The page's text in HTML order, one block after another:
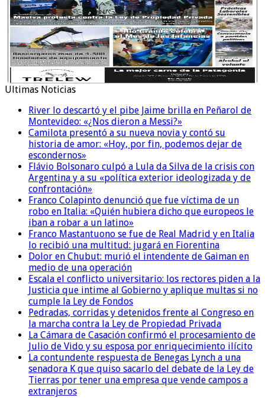
Ultimas Noticias
River lo descartó y el pibe Jaime brilla en Peñarol de
Montevideo: «¿Nos dieron a Messi?»
Camilota presentó a su nueva novia y contó su
historia de amor: «Hoy, por fin, podemos dejar de
escondernos»
Flávio Bolsonaro culpó a Lula da Silva de la crisis con
Argentina y a su «política exterior ideologizada y de
confrontación»
Franco Colapinto denunció que fue víctima de un
robo en Italia: «Quién hubiera dicho que europeos le
iban a robar a un latino»
Franco Mastantuono se fue de Real Madrid y en Italia
lo recibió una multitud: jugará en Fiorentina
Dolor en Chubut: murió el intendente de Gaiman en
medio de una operación
Escala el conflicto universitario: los rectores piden a la
Justicia que intime al Gobierno y aplique multas si no
cumple la Ley de Fondos
Pedradas, corridas y detenidos frente al Congreso en
la marcha contra la Ley de Propiedad Privada
La Cámara de Casación confirmó el procesamiento de
Julio de Vido y su esposa por enriquecimiento ilícito
La contundente respuesta de Benegas Lynch a una
senadora K que quiso sacarlo del debate de la Ley de
Tierras por tener una empresa que vende campos a
extranjeros